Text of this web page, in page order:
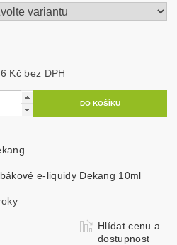
156 Kč bez DPH
e-liquidy Dekang 10ml
Hlídat cenu a
dostupnost